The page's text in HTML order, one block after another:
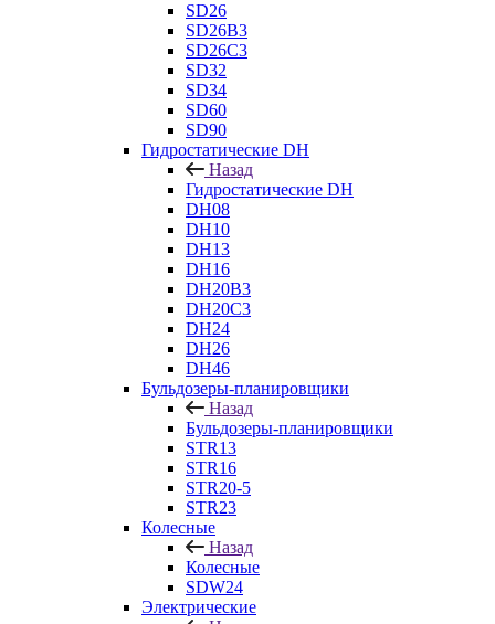
SD26
SD26B3
SD26C3
SD32
SD34
SD60
SD90
Гидростатические DH
Назад
Гидростатические DH
DH08
DH10
DH13
DH16
DH20B3
DH20C3
DH24
DH26
DH46
Бульдозеры-планировщики
Назад
Бульдозеры-планировщики
STR13
STR16
STR20-5
STR23
Колесные
Назад
Колесные
SDW24
Электрические